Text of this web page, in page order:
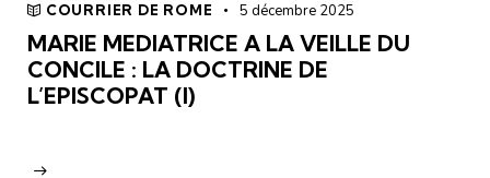
COURRIER DE ROME 5 décembre 2025
MARIE MEDIATRICE A LA VEILLE DU
CONCILE : LA DOCTRINE DE
L’EPISCOPAT (I)